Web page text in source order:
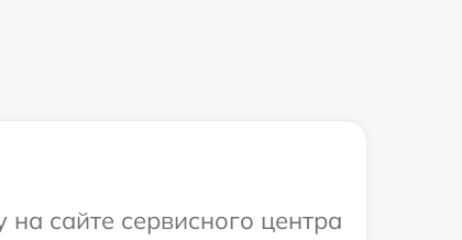
сайте сервисного центра